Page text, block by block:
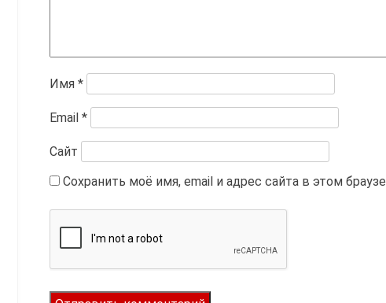
Имя *
Email *
Сайт
Сохранить моё имя, email и адрес сайта в этом